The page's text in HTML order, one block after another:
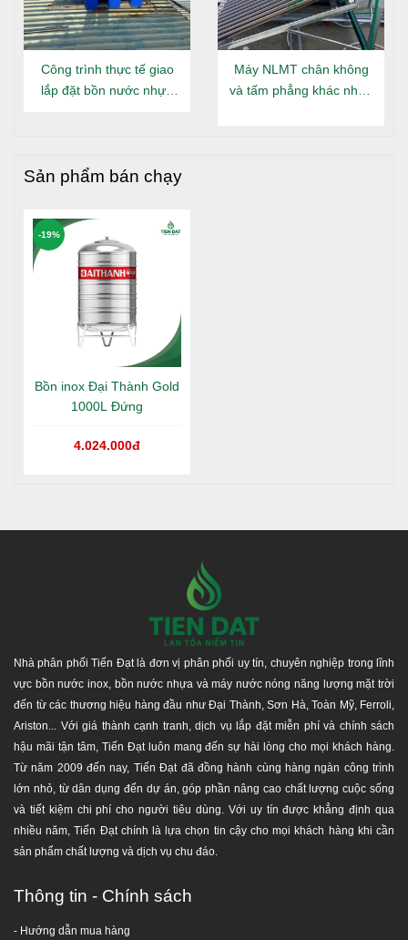
Công trình thực tế giao
lắp đặt bồn nước nhựa
Máy NLMT chân không
và tấm phẳng khác nhau
Sản phẩm bán chạy
Bồn inox Đại Thành Gold
1000L Đứng
4.024.000đ
-19%
Nhà phân phối Tiến Đạt là đơn vị phân phối uy tín, chuyên nghiệp trong lĩnh
vực bồn nước inox, bồn nước nhựa và máy nước nóng năng lượng mặt trời
đến từ các thương hiệu hàng đầu như Đại Thành, Sơn Hà, Toàn Mỹ, Ferroli,
Ariston... Với giá thành cạnh tranh, dịch vụ lắp đặt miễn phí và chính sách
hậu mãi tận tâm, Tiến Đạt luôn mang đến sự hài lòng cho mọi khách hàng.
Từ năm 2009 đến nay, Tiến Đạt đã đồng hành cùng hàng ngàn công trình
lớn nhỏ, từ dân dụng đến dự án, góp phần nâng cao chất lượng cuộc sống
và tiết kiệm chi phí cho người tiêu dùng. Với uy tín được khẳng định qua
nhiều năm, Tiến Đạt chính là lựa chọn tin cậy cho mọi khách hàng khi cần
sản phẩm chất lượng và dịch vụ chu đáo.
Thông tin - Chính sách
- Hướng dẫn mua hàng